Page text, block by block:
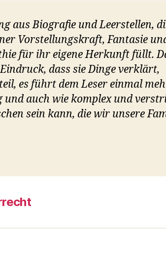
aus Biografie und Leerstellen,
Vorstellungskraft, Fantasie
für ihr eigene Herkunft füllt.
dass sie Dinge verklärt,
es führt dem Leser einmal
und auch wie komplex und
sein kann, die wir unsere